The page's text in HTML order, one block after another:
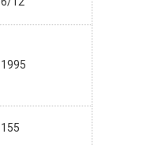
1995
155